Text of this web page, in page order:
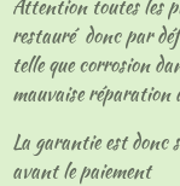
Attention toutes les
restauré donc par
telle que corrosion
mauvaise réparation
La garantie est donc
avant le paiement